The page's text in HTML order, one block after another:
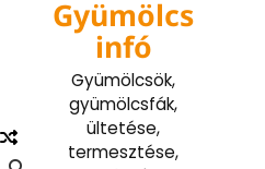
Gyümölcs
infó
Gyümölcsök,
gyümölcsfák,
ültetése,
termesztése,